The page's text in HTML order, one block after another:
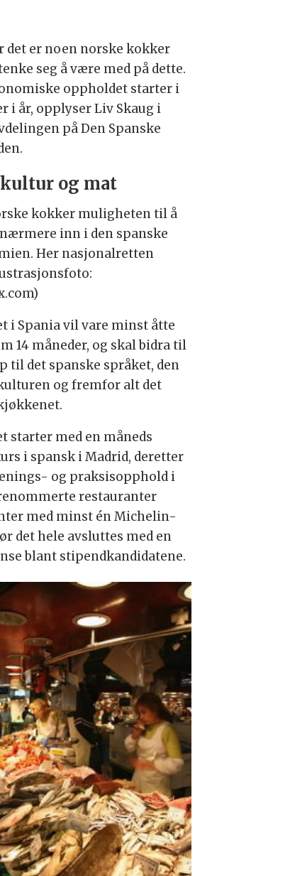
det er noen norske kokker
seg å være med på dette.
oppholdet starter i
i år, opplyser Liv Skaug i
på Den Spanske
og mat
kokker muligheten til å
inn i den spanske
Her nasjonalretten
i Spania vil vare minst åtte
14 måneder, og skal bidra til
til det spanske språket, den
og fremfor alt det
starter med en måneds
i spansk i Madrid, deretter
og praksisopphold i
restauranter
med minst én Michelin-
det hele avsluttes med en
blant stipendkandidatene.